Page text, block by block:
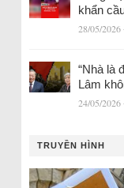
khẩn
28/05/2026
“Nhà là
Lâm
24/05/2026
TRUYỀN HÌNH